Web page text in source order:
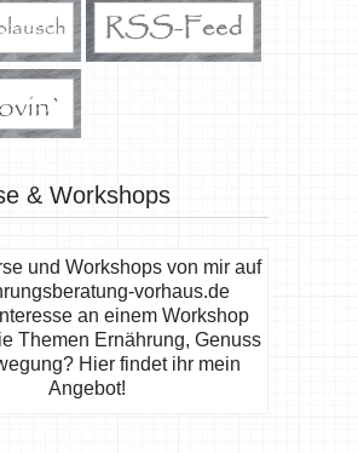
& Workshops
an einem Workshop
Themen Ernährung, Genuss
Hier findet ihr mein
Angebot!